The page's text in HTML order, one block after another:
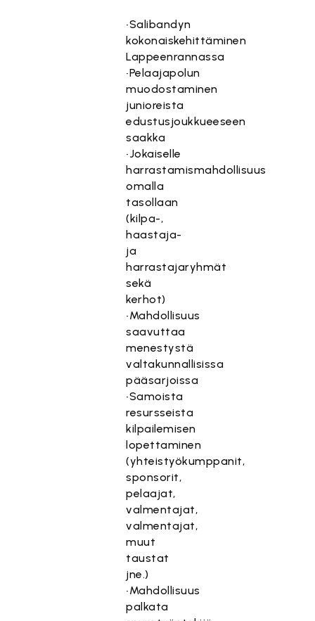
•Salibandyn
kokonaiskehittäminen
Lappeenrannassa
•Pelaajapolun
muodostaminen
junioreista
edustusjoukkueeseen
saakka
•Jokaiselle
harrastamismahdollisuus
omalla
tasollaan
(kilpa-,
haastaja-
ja
harrastajaryhmät
sekä
kerhot)
•Mahdollisuus
saavuttaa
menestystä
valtakunnallisissa
pääsarjoissa
•Samoista
resursseista
kilpailemisen
lopettaminen
(yhteistyökumppanit,
sponsorit,
pelaajat,
valmentajat,
valmentajat,
muut
taustat
jne.)
•Mahdollisuus
palkata